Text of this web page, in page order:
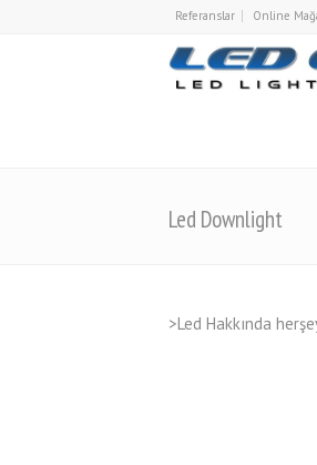
Referanslar Online
Led Downlight
>Led Hakkında